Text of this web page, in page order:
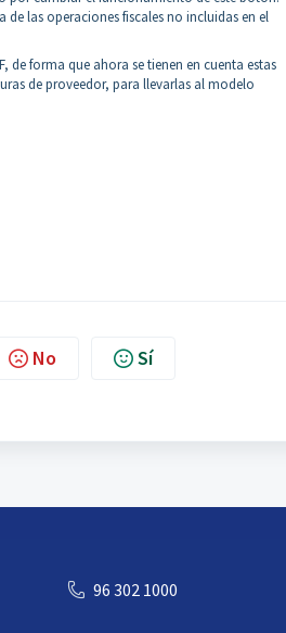
las operaciones fiscales no incluidas en el
de forma que ahora se tienen en cuenta estas
de proveedor, para llevarlas al modelo
No Sí
96 302 1000